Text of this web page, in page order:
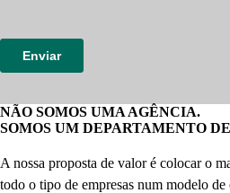
NÃO SOMOS UMA AGÊNCIA.
SOMOS UM DEPARTAMENTO
A nossa proposta de valor é colocar o
todo o tipo de empresas num modelo